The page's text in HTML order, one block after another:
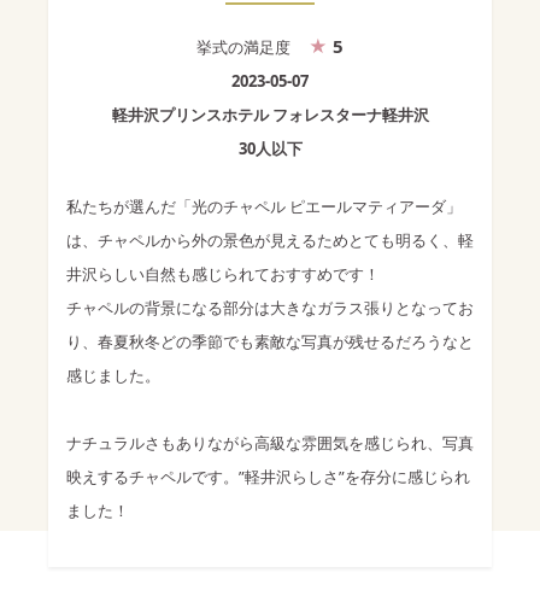
挙式の満足度 5
2023-05-07
軽井沢プリンスホテル フォレスターナ軽井沢
30人以下
私たちが選んだ「光のチャペル ピエールマティアーダ」
は、チャペルから外の景色が見えるためとても明るく、軽
井沢らしい自然も感じられておすすめです！
チャペルの背景になる部分は大きなガラス張りとなってお
り、春夏秋冬どの季節でも素敵な写真が残せるだろうなと
感じました。
ナチュラルさもありながら高級な雰囲気を感じられ、写真
映えするチャペルです。”軽井沢らしさ”を存分に感じられ
ました！